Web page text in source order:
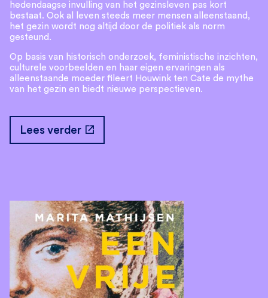
hedendaagse invulling van het gezinsleven pas kort
bestaat. Ook al leven steeds meer mensen alleenstaand,
het gezin wordt nog altijd door de politiek als norm
gesteund.
Op basis van historisch onderzoek, feministische inzichten,
culturele voorbeelden en haar eigen ervaringen als
alleenstaande moeder fileert Houwink ten Cate de mythe
van het gezin en biedt nieuwe perspectieven.
Lees verder open_in_new